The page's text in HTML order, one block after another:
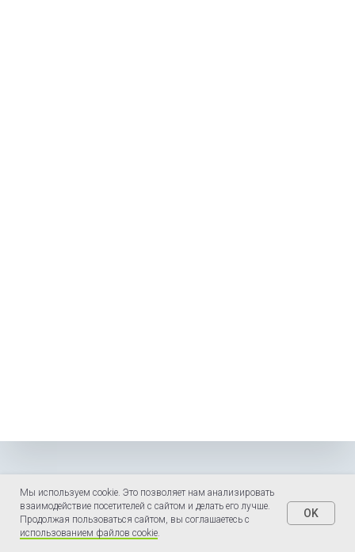
Мы используем cookie. Это позволяет нам анализировать
взаимодействие посетителей с сайтом и делать его лучше.
Продолжая пользоваться сайтом, вы соглашаетесь с
использованием файлов cookie.
OK